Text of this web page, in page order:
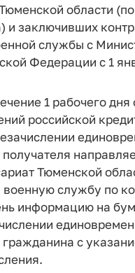
области
и заключивших
службы с
Федерации с 1
1 рабочего дня
российской
Тюменской
военную службу по
информацию на
гражданина с